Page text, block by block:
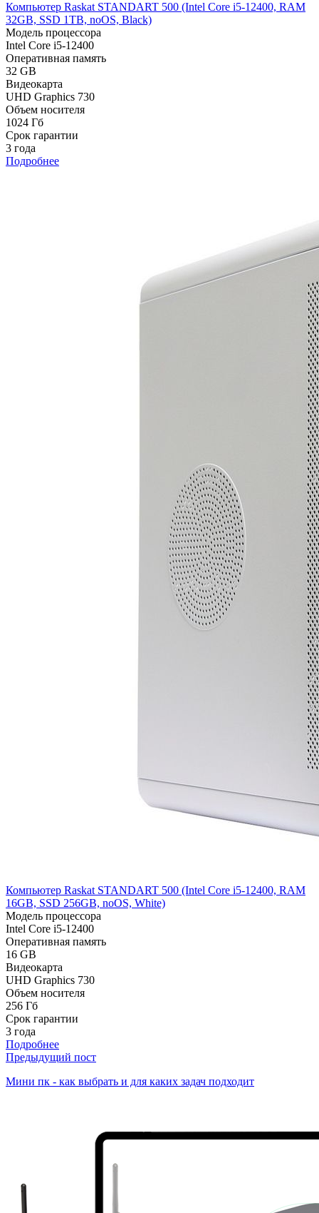
Компьютер Raskat STANDART 500 (Intel Core i5-12400, RAM
32GB, SSD 1TB, noOS, Black)
Модель процессора
Intel Core i5-12400
Оперативная память
32 GB
Видеокарта
UHD Graphics 730
Объем носителя
1024 Гб
Срок гарантии
3 года
Подробнее
Компьютер Raskat STANDART 500 (Intel Core i5-12400, RAM
16GB, SSD 256GB, noOS, White)
Модель процессора
Intel Core i5-12400
Оперативная память
16 GB
Видеокарта
UHD Graphics 730
Объем носителя
256 Гб
Срок гарантии
3 года
Подробнее
Предыдущий пост
Мини пк - как выбрать и для каких задач подходит